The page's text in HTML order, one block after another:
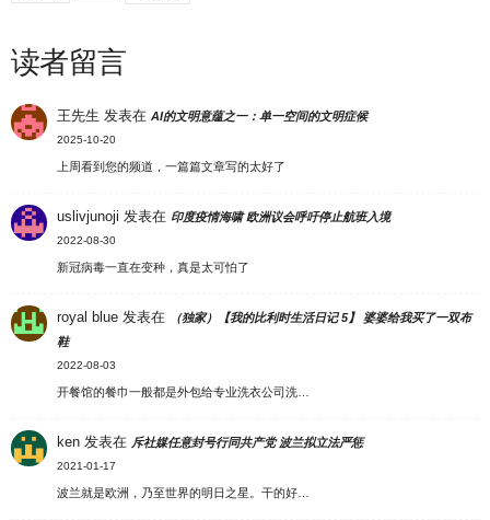
读者留言
王先生 发表在AI的文明意蕴之一：单一空间的文明症候
2025-10-20
上周看到您的频道，一篇篇文章写的太好了
uslivjunoji 发表在 印度疫情海啸 欧洲议会呼吁停止航班入境
2022-08-30
新冠病毒一直在变种，真是太可怕了
royal blue 发表在
（独家）【我的比利时生活日记 5】 婆婆给我买了一双布
鞋
2022-08-03
开餐馆的餐巾一般都是外包给专业洗衣公司洗…
ken 发表在 斥社媒任意封号行同共产党 波兰拟立法严惩
2021-01-17
波兰就是欧洲，乃至世界的明日之星。干的好…